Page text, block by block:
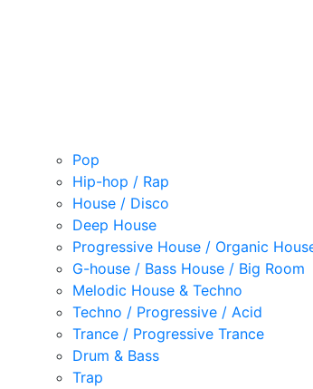
Pop
Hip-hop / Rap
House / Disco
Deep House
Progressive House / Organic
G-house / Bass House / Big Room
Melodic House & Techno
Techno / Progressive / Acid
Trance / Progressive Trance
Drum & Bass
Trap